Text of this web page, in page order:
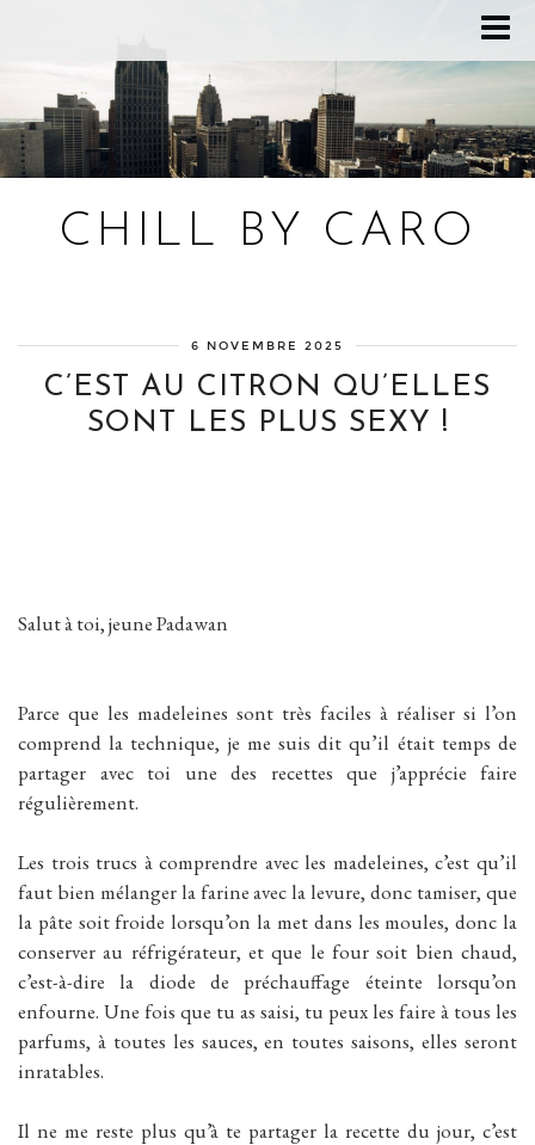
CHILL BY CARO
6 NOVEMBRE 2025
C’EST AU CITRON QU’ELLES
SONT LES PLUS SEXY !
Salut à toi, jeune Padawan
Parce que les madeleines sont très faciles à réaliser si l’on
comprend la technique, je me suis dit qu’il était temps de
partager avec toi une des recettes que j’apprécie faire
régulièrement.
Les trois trucs à comprendre avec les madeleines, c’est qu’il
faut bien mélanger la farine avec la levure, donc tamiser, que
la pâte soit froide lorsqu’on la met dans les moules, donc la
conserver au réfrigérateur, et que le four soit bien chaud,
c’est-à-dire la diode de préchauffage éteinte lorsqu’on
enfourne. Une fois que tu as saisi, tu peux les faire à tous les
parfums, à toutes les sauces, en toutes saisons, elles seront
inratables.
Il ne me reste plus qu’à te partager la recette du jour, c’est